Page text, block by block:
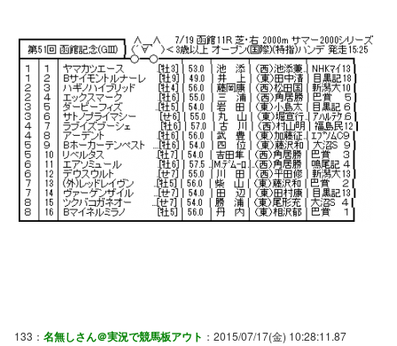
133： 名無しさん＠実況で競馬板アウト ：2015/07/17(金) 10:28:11.87